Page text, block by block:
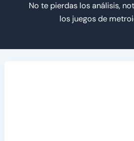
No te pierdas los análisis,
los juegos de